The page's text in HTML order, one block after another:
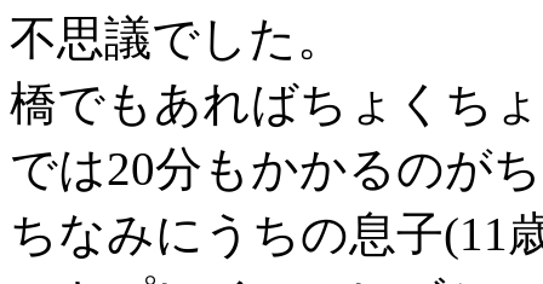
不思議でした。
橋でもあればちょくち
では20分もかかるのが
ちなみにうちの息子(11